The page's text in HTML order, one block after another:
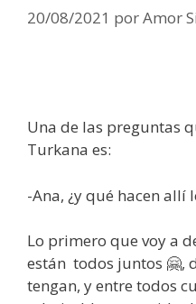
20/08/2021 porAmor
Una de las preguntas
Turkana es:
-Ana, ¿y qué hacen allí
Lo primero que voy a
están todos juntos 🤗,
tengan, y entre todos